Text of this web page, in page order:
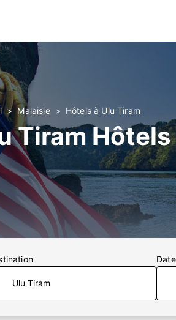
Malaisie Hôtels à Ulu Tiram
Tiram Hôtels